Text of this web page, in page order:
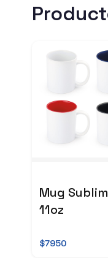
Mug
11oz
$7950